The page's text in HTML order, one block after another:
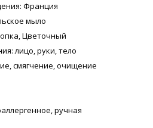
: Франция
мыло
Цветочный
: лицо, руки, тело
смягчение, очищение
ручная